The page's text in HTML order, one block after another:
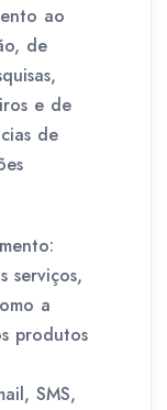
ao
de
e de
de
serviços,
a
produtos
SMS,